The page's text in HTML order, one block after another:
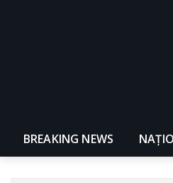
BREAKING NEWS